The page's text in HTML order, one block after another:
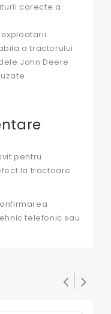
corecte a
a tractorului
John Deere
pentru
la tractoare
telefonic sau